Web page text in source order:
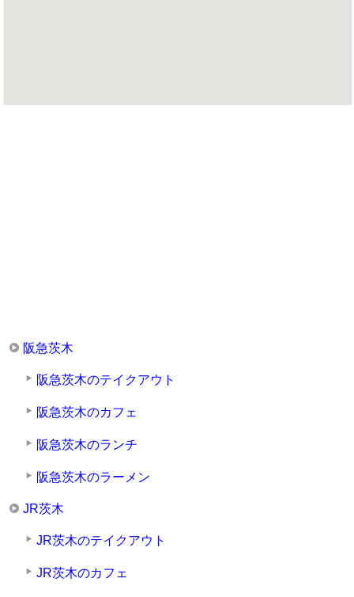
阪急茨木
阪急茨木のテイクアウト
阪急茨木のカフェ
阪急茨木のランチ
阪急茨木のラーメン
JR茨木
JR茨木のテイクアウト
JR茨木のカフェ